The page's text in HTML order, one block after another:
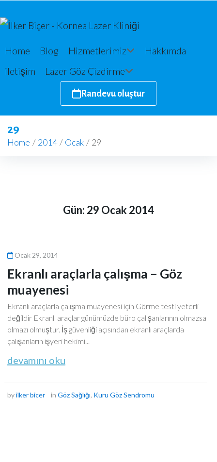
Home Blog Hizmetlerimiz
Hakkımda
iletişim
Lazer Göz Çizdirme
Randevu oluştur
29
Home / 2014 / Ocak / 29
Gün: 29 Ocak 2014
Ocak 29, 2014
Ekranlı araçlarla çalışma – Göz
muayenesi
Ekranlı araçlarla çalışma muayenesi için Görme testi yeterli
değildir Ekranlı araçlar günümüzde büro çalışanlarının olmazsa
olmazı olmuştur. İş güvenliği açısından ekranlı araçlarda
çalışanların işyeri hekimi...
devamını oku
byilker bicer in Göz Sağlığı, Kuru Göz Sendromu